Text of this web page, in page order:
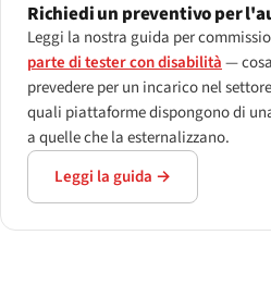
Richiedi un preventivo per
Leggi la nostra guida per
parte di tester con disabilità—
prevedere per un incarico nel
quali piattaforme dispongono di
a quelle che la esternalizzano.
Leggi la guida →